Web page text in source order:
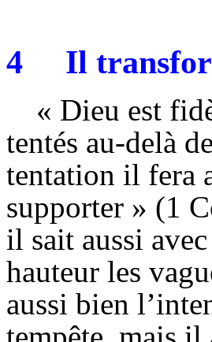
4 Il
« Dieu est
tentés au-delà
tentation il fera
supporter » (1
il sait aussi
hauteur les
aussi bien